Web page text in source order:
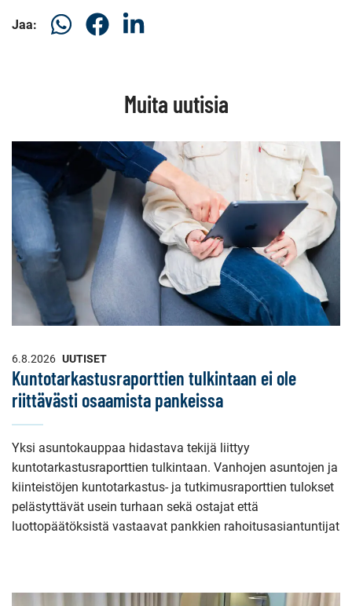
Jaa:
Jaa
Jaa
Jaa
Muita uutisia
6.8.2026 UUTISET
Kuntotarkastusraporttien tulkintaan ei ole
riittävästi osaamista pankeissa
Yksi asuntokauppaa hidastava tekijä liittyy
kuntotarkastusraporttien tulkintaan. Vanhojen asuntojen ja
kiinteistöjen kuntotarkastus- ja tutkimusraporttien tulokset
pelästyttävät usein turhaan sekä ostajat että
luottopäätöksistä vastaavat pankkien rahoitusasiantuntijat